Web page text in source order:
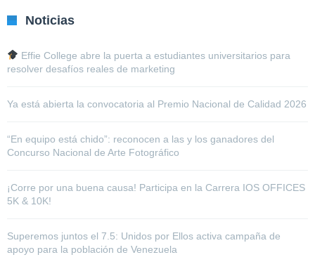
Noticias
Effie College abre la puerta a estudiantes universitarios para
resolver desafíos reales de marketing
Ya está abierta la convocatoria al Premio Nacional de Calidad 2026
“En equipo está chido”: reconocen a las y los ganadores del
Concurso Nacional de Arte Fotográfico
¡Corre por una buena causa! Participa en la Carrera IOS OFFICES
5K & 10K!
Superemos juntos el 7.5: Unidos por Ellos activa campaña de
apoyo para la población de Venezuela